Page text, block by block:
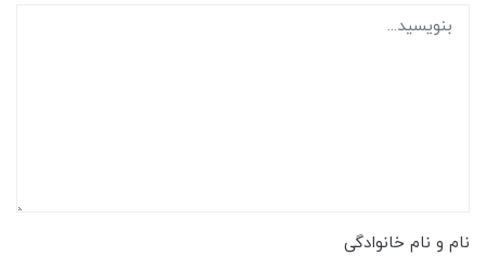
نام و نام خانوادگی